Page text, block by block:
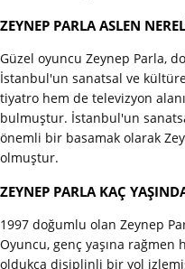
ZEYNEP PARLA ASLEN
Güzel oyuncu Zeynep Parla,
İstanbul'un sanatsal ve
tiyatro hem de televizyon
bulmuştur. İstanbul'un
önemli bir basamak olarak
olmuştur.
ZEYNEP PARLA KAÇ
1997 doğumlu olan Zeynep
Oyuncu, genç yaşına
oldukça disiplinli bir yol